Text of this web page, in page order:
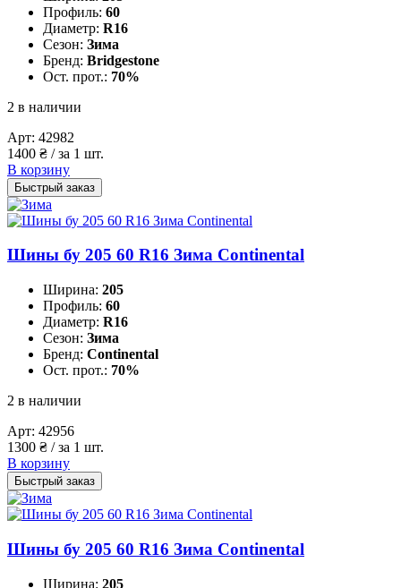
Профиль: 60
Диаметр: R16
Сезон: Зима
Бренд: Bridgestone
Ост. прот.: 70%
2 в наличии
Арт: 42982
1400 ₴ / за 1 шт.
В корзину
Быстрый заказ
Шины бу 205 60 R16 Зима Continental
Ширина: 205
Профиль: 60
Диаметр: R16
Сезон: Зима
Бренд: Continental
Ост. прот.: 70%
2 в наличии
Арт: 42956
1300 ₴ / за 1 шт.
В корзину
Быстрый заказ
Шины бу 205 60 R16 Зима Continental
Ширина: 205